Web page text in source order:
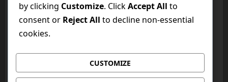
sajam-poljoprivrede.com
sajam-tehnike.com
sajam-turizma.com
by clicking Customize. ClickAccept All to
consent or Reject All to decline non-essential
cookies.
CUSTOMIZE